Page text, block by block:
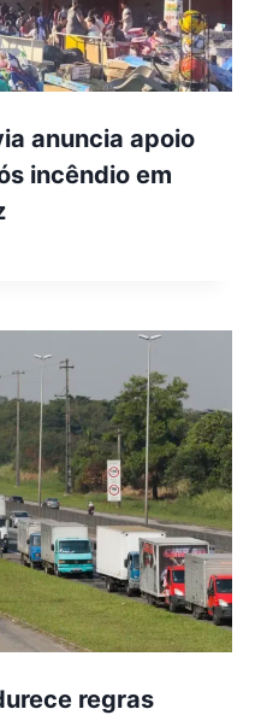
anuncia apoio
incêndio em
regras